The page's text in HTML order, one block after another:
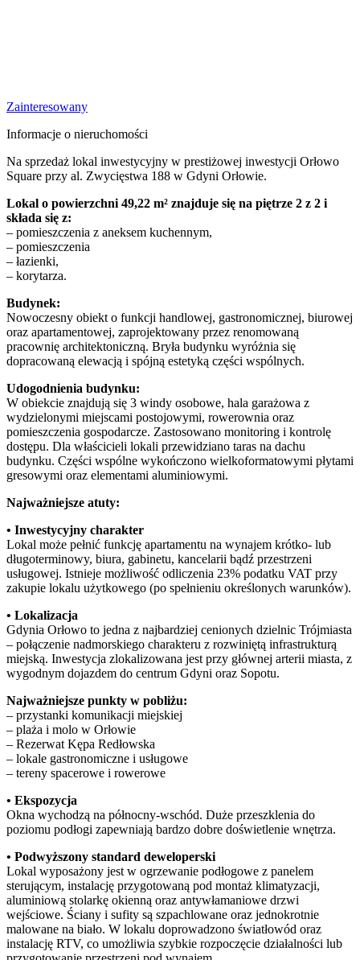
Zainteresowany
Informacje o nieruchomości
Na sprzedaż lokal inwestycyjny w prestiżowej inwestycji Orłowo
Square przy al. Zwycięstwa 188 w Gdyni Orłowie.
Lokal o powierzchni 49,22 m² znajduje się na piętrze 2 z 2 i
składa się z:
– pomieszczenia z aneksem kuchennym,
– pomieszczenia
– łazienki,
– korytarza.
Budynek:
Nowoczesny obiekt o funkcji handlowej, gastronomicznej, biurowej
oraz apartamentowej, zaprojektowany przez renomowaną
pracownię architektoniczną. Bryła budynku wyróżnia się
dopracowaną elewacją i spójną estetyką części wspólnych.
Udogodnienia budynku:
W obiekcie znajdują się 3 windy osobowe, hala garażowa z
wydzielonymi miejscami postojowymi, rowerownia oraz
pomieszczenia gospodarcze. Zastosowano monitoring i kontrolę
dostępu. Dla właścicieli lokali przewidziano taras na dachu
budynku. Części wspólne wykończono wielkoformatowymi płytami
gresowymi oraz elementami aluminiowymi.
Najważniejsze atuty:
• Inwestycyjny charakter
Lokal może pełnić funkcję apartamentu na wynajem krótko- lub
długoterminowy, biura, gabinetu, kancelarii bądź przestrzeni
usługowej. Istnieje możliwość odliczenia 23% podatku VAT przy
zakupie lokalu użytkowego (po spełnieniu określonych warunków).
• Lokalizacja
Gdynia Orłowo to jedna z najbardziej cenionych dzielnic Trójmiasta
– połączenie nadmorskiego charakteru z rozwiniętą infrastrukturą
miejską. Inwestycja zlokalizowana jest przy głównej arterii miasta, z
wygodnym dojazdem do centrum Gdyni oraz Sopotu.
Najważniejsze punkty w pobliżu:
– przystanki komunikacji miejskiej
– plaża i molo w Orłowie
– Rezerwat Kępa Redłowska
– lokale gastronomiczne i usługowe
– tereny spacerowe i rowerowe
• Ekspozycja
Okna wychodzą na północny-wschód. Duże przeszklenia do
poziomu podłogi zapewniają bardzo dobre doświetlenie wnętrza.
• Podwyższony standard deweloperski
Lokal wyposażony jest w ogrzewanie podłogowe z panelem
sterującym, instalację przygotowaną pod montaż klimatyzacji,
aluminiową stolarkę okienną oraz antywłamaniowe drzwi
wejściowe. Ściany i sufity są szpachlowane oraz jednokrotnie
malowane na biało. W lokalu doprowadzono światłowód oraz
instalację RTV, co umożliwia szybkie rozpoczęcie działalności lub